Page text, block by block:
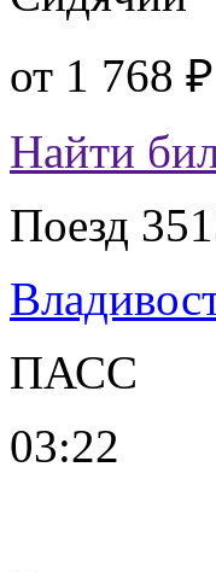
от 1 768 ₽
Найти
Поезд
ПАСС
03:22